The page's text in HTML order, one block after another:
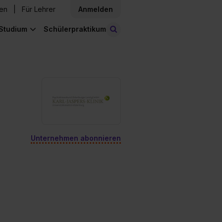
Für Lehrer Anmelden
Schülerpraktikum
Unternehmen abonnieren